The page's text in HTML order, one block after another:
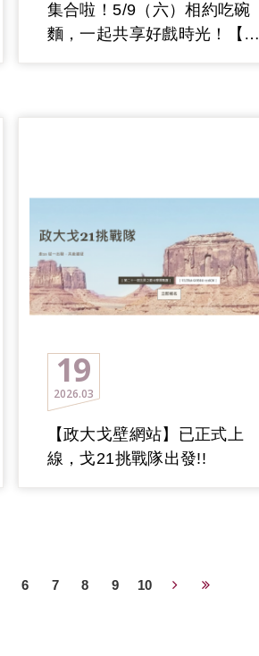
集合啦！5/9（六）相約吃碗
麵，一起共享好戲時光！【名
19
03
2026
【政大戈壁網站】已正式上
線，戈21挑戰隊出發!!
6 7 8 9 10